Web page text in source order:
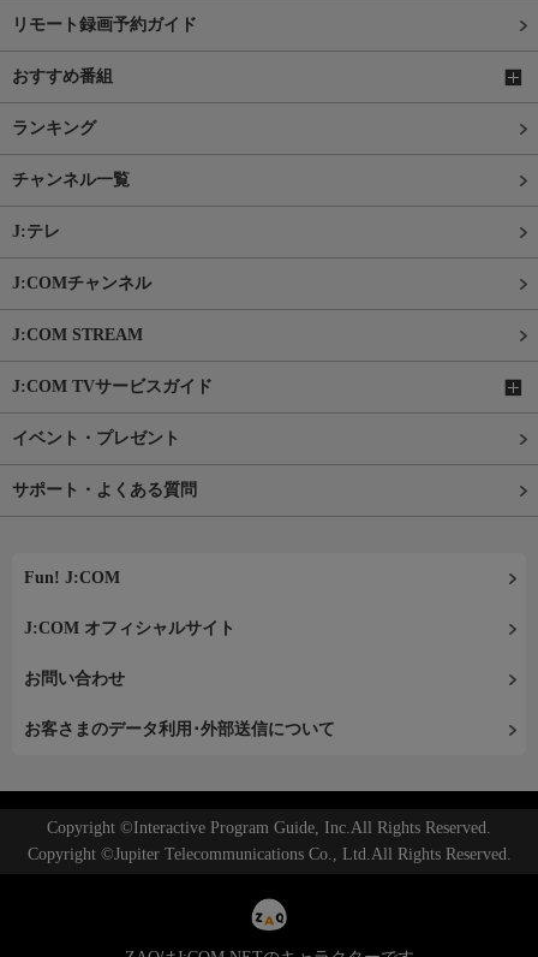
リモート録画予約ガイド
おすすめ番組
ランキング
チャンネル一覧
J:テレ
J:COMチャンネル
J:COM STREAM
J:COM TVサービスガイド
イベント・プレゼント
サポート・よくある質問
Fun! J:COM
J:COM オフィシャルサイト
お問い合わせ
お客さまのデータ利用･外部送信について
Copyright ©Interactive Program Guide, Inc.All Rights Reserved.
Copyright ©Jupiter Telecommunications Co., Ltd.All Rights Reserved.